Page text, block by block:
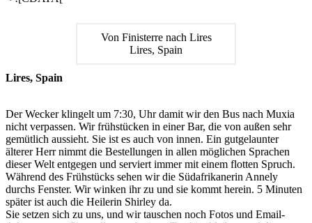
Von Finisterre nach Lires
Lires, Spain
Lires, Spain
Der Wecker klingelt um 7:30, Uhr damit wir den Bus nach Muxia
nicht verpassen. Wir frühstücken in einer Bar, die von außen sehr
gemütlich aussieht. Sie ist es auch von innen. Ein gutgelaunter
älterer Herr nimmt die Bestellungen in allen möglichen Sprachen
dieser Welt entgegen und serviert immer mit einem flotten Spruch.
Während des Frühstücks sehen wir die Südafrikanerin Annely
durchs Fenster. Wir winken ihr zu und sie kommt herein. 5 Minuten
später ist auch die Heilerin Shirley da.
Sie setzen sich zu uns, und wir tauschen noch Fotos und Email-